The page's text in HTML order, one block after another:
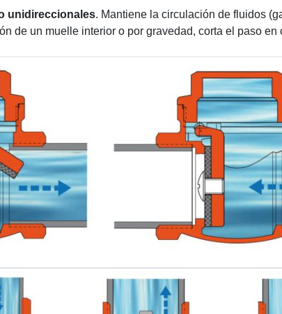
unidireccionales. Mantiene la circulación de fluidos
de un muelle interior o por gravedad, corta el paso